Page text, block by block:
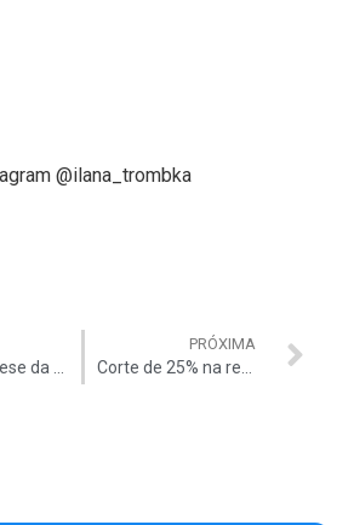
@ilana_trombka
Por 17 a 6, tese da Auditar é vencedora para que servidores do TCU possam ter inscrição na OAB
PRÓXIMA
Corte de 25% na remuneração dos servidores volta à discussão nos bastidores do governo